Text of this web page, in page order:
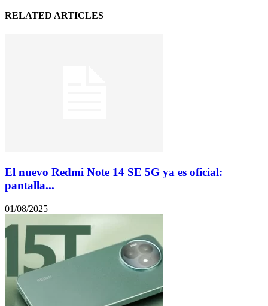
RELATED ARTICLES
El nuevo Redmi Note 14 SE 5G ya es oficial:
pantalla...
01/08/2025